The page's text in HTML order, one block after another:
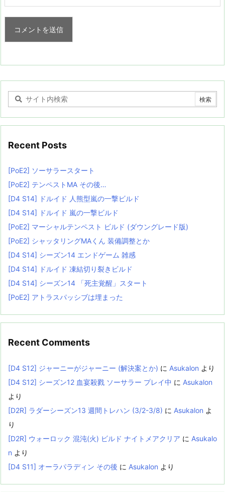
Recent Posts
[PoE2] ソーサラースタート
[PoE2] テンペストMA その後…
[D4 S14] ドルイド 人熊型嵐の一撃ビルド
[D4 S14] ドルイド 嵐の一撃ビルド
[PoE2] マーシャルテンペスト ビルド (ダウングレード版)
[PoE2] シャッタリングMAくん 装備調整とか
[D4 S14] シーズン14 エンドゲーム 雑感
[D4 S14] ドルイド 凍結切り裂きビルド
[D4 S14] シーズン14 「死主覚醒」スタート
[PoE2] アトラスパッシブは埋まった
Recent Comments
[D4 S12] ジャーニーがジャーニー (解決案とか) に Asukalon より
[D4 S12] シーズン12 血宴殺戮 ソーサラー プレイ中 に Asukalon
より
[D2R] ラダーシーズン13 週間トレハン (3/2-3/8) に Asukalon よ
り
[D2R] ウォーロック 混沌(火) ビルド ナイトメアクリア に Asukalo
n より
[D4 S11] オーラパラディン その後 に Asukalon より